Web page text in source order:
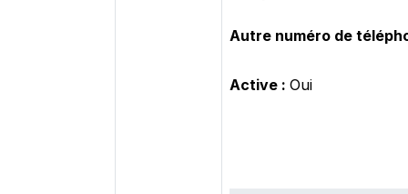
Autre numéro de
Active : Oui